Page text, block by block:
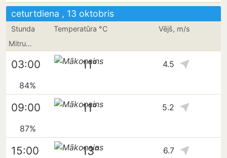
ceturtdiena , 13 oktobris
Stunda Temperatūra °C
Vējš, m/s
Mitrums
03:00 11° 4.5
84%
09:00 11° 5.2
87%
15:00 13° 6.7